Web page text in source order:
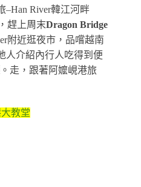
–Han River韓江河畔
，趕上周末Dragon Bridge
附近逛夜市，品嚐越南
人介紹內行人吃得到便
。走，跟著阿嬤峴港旅
教堂